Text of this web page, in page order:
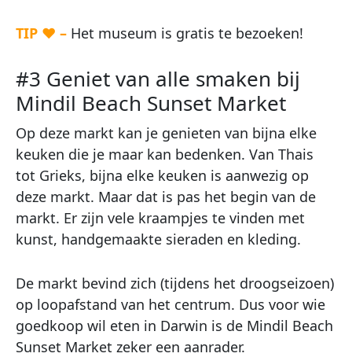
TIP ♥ – Het museum is gratis te bezoeken!
#3 Geniet van alle smaken bij
Mindil Beach Sunset Market
Op deze markt kan je genieten van bijna elke
keuken die je maar kan bedenken. Van Thais
tot Grieks, bijna elke keuken is aanwezig op
deze markt. Maar dat is pas het begin van de
markt. Er zijn vele kraampjes te vinden met
kunst, handgemaakte sieraden en kleding.
De markt bevind zich (tijdens het droogseizoen)
op loopafstand van het centrum. Dus voor wie
goedkoop wil eten in Darwin is de Mindil Beach
Sunset Market zeker een aanrader.